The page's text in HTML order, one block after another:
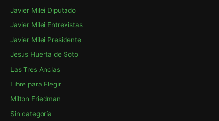
Javier Milei Diputado
Javier Milei Entrevistas
Javier Milei Presidente
Jesus Huerta de Soto
Las Tres Anclas
Libre para Elegir
Milton Friedman
Sin categoría